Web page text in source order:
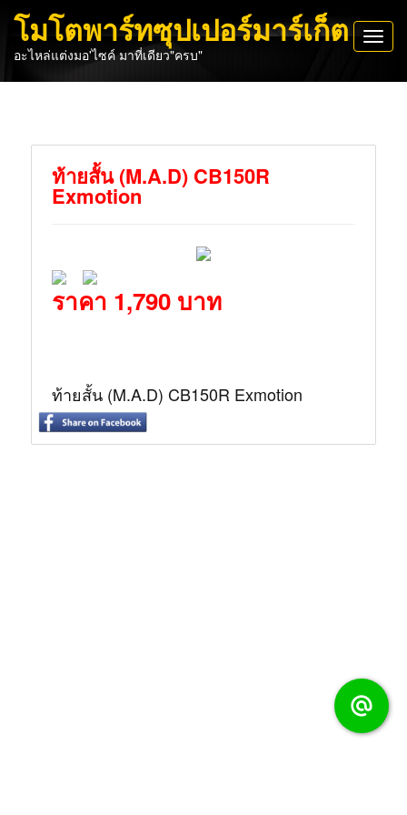
โมโตพาร์ทซุปเปอร์มาร์เก็ต
อะไหล่แต่งมอ'ไซค์ มาที่เดียว"ครบ"
ท้ายสั้น (M.A.D) CB150R
Exmotion
ราคา 1,790 บาท
ท้ายสั้น (M.A.D) CB150R Exmotion